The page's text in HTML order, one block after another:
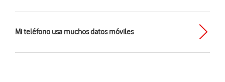
Mi teléfono usa muchos datos móviles